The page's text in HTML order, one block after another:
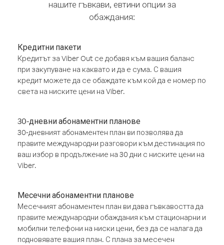
нашите гъвкави, евтини опции за
обаждания:
Кредитни пакети
Кредитът за Viber Out се добавя към вашия баланс
при закупуване на каквато и да е сума. С вашия
кредит можете да се обаждате към кой да е номер по
света на ниските цени на Viber.
30-дневни абонаментни планове
30-дневният абонаментен план ви позволява да
правите международни разговори към дестинация по
ваш избор в продължение на 30 дни с ниските цени на
Viber.
Месечни абонаментни планове
Месечният абонаментен план ви дава гъвкавостта да
правите международни обаждания към стационарни и
мобилни телефони на ниски цени, без да се налага да
подновявате вашия план. С плана за месечен